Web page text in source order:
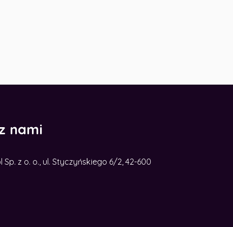
nami
z o. o., ul. Styczyńskiego 6/2, 42-600